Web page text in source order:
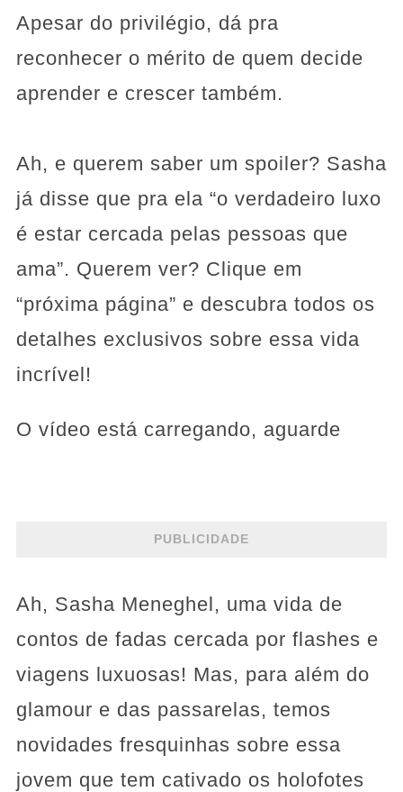
Apesar do privilégio, dá pra
reconhecer o mérito de quem decide
aprender e crescer também.
Ah, e querem saber um spoiler? Sasha
já disse que pra ela “o verdadeiro luxo
é estar cercada pelas pessoas que
ama”. Querem ver? Clique em
“próxima página” e descubra todos os
detalhes exclusivos sobre essa vida
incrível!
O vídeo está carregando, aguarde
PUBLICIDADE
Ah, Sasha Meneghel, uma vida de
contos de fadas cercada por flashes e
viagens luxuosas! Mas, para além do
glamour e das passarelas, temos
novidades fresquinhas sobre essa
jovem que tem cativado os holofotes